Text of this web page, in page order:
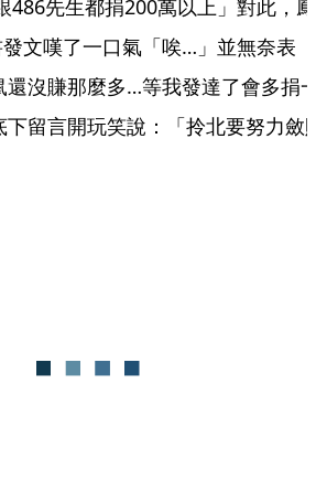
486先生都捐200萬以上」對此，鳳
文嘆了一口氣「唉…」並無奈表
沒賺那麼多…等我發達了會多捐
留言開玩笑說：「拎北要努力斂